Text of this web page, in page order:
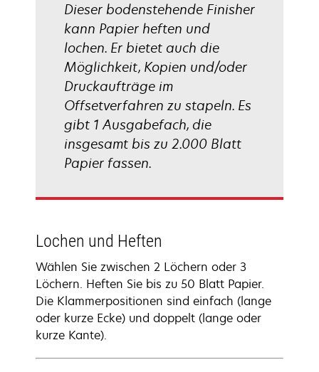
Dieser bodenstehende Finisher
kann Papier heften und
lochen. Er bietet auch die
Möglichkeit, Kopien und/oder
Druckaufträge im
Offsetverfahren zu stapeln. Es
gibt 1 Ausgabefach, die
insgesamt bis zu 2.000 Blatt
Papier fassen.
Lochen und Heften
Wählen Sie zwischen 2 Löchern oder 3
Löchern. Heften Sie bis zu 50 Blatt Papier.
Die Klammerpositionen sind einfach (lange
oder kurze Ecke) und doppelt (lange oder
kurze Kante).